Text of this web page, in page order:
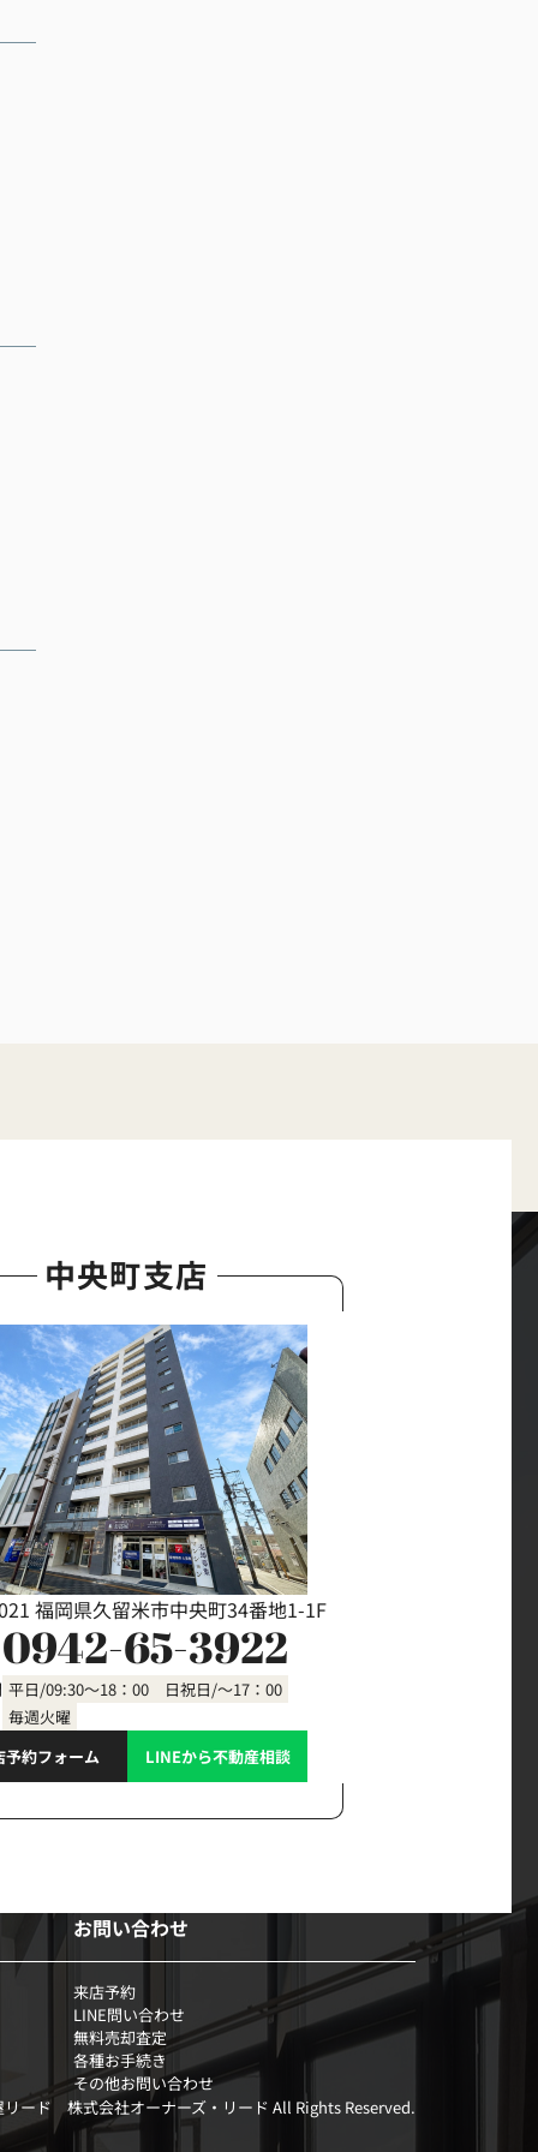
中央町支店
福岡県久留米市中央町34番地1-1F
0942-65-3922
平日/09:30～18：00 日祝日/～17：00
毎週火曜
予約フォーム
LINEから不動産相談
お問い合わせ
来店予約
LINE問い合わせ
無料売却査定
各種お手続き
その他お問い合わせ
ード 株式会社オーナーズ・リード All Rights Reserved.